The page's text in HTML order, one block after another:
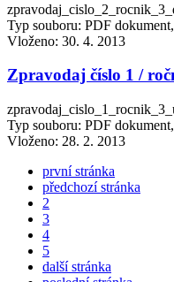
Typ souboru: PDF
Vloženo: 30. 4. 2013
Zpravodaj číslo 1 /
Typ souboru: PDF
Vloženo: 28. 2. 2013
první stránka
předchozí stránka
2
3
4
5
další stránka